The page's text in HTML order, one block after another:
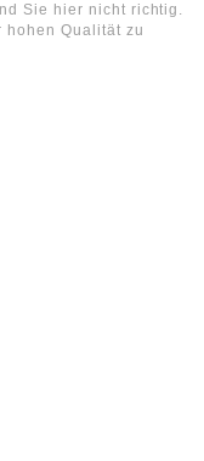
Sie hier nicht richtig.
hohen Qualität zu